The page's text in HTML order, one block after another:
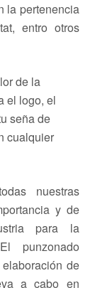
la pertenencia
entro otros
de la
el logo, el
seña de
cualquier
nuestras
y de
para la
punzonado
de
a cabo en